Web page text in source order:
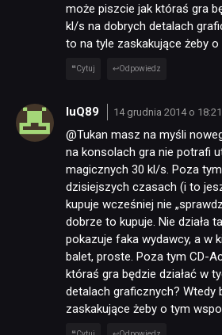
może piszcie jak któraś gra
kl/s na dobrych detalach
to na tyle zaskakujące żeby
Cytuj Odpowiedz
luQ89 14 grudnia 2014 o 18:21
@Tukan masz na myśli
na konsolach gra nie potrafi
magicznych 30 kl/s. Poza
dzisiejszych czasach (i to
kupuje wcześniej nie
dobrze to kupuje. Nie działa
pokazuje faka wydawcy, a w
balet, proste. Poza tym CD-
któraś gra będzie działać w
detalach graficznych? Wtedy
zaskakujące żeby o tym